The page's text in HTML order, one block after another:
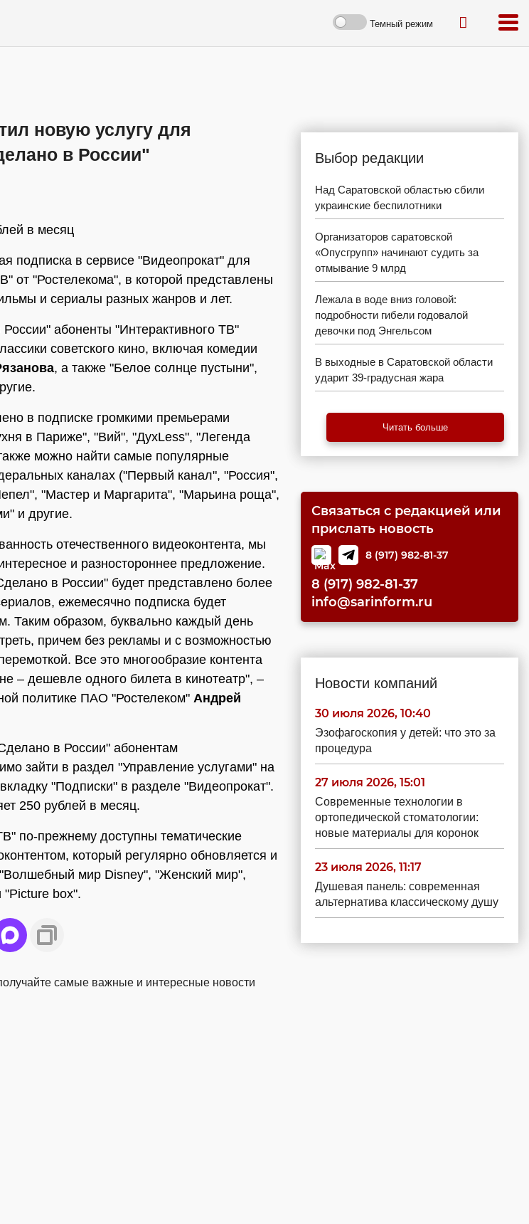
Темный режим
новую услугу для
в России"
в месяц
подписка в сервисе "Видеопрокат" для
от "Ростелекома", в которой представлены
и сериалы разных жанров и лет.
абоненты "Интерактивного ТВ"
советского кино, включая комедии
, а также "Белое солнце пустыни",
в подписке громкими премьерами
в Париже", "Вий", "ДухLess", "Легенда
можно найти самые популярные
каналах ("Первый канал", "Россия",
"Мастер и Маргарита", "Марьина роща",
и другие.
отечественного видеоконтента, мы
и разностороннее предложение.
в России" будет представлено более
ежемесячно подписка будет
Таким образом, буквально каждый день
причем без рекламы и с возможностью
Все это многообразие контента
– дешевле одного билета в кинотеатр", –
политике ПАО "Ростелеком" Андрей
в России" абонентам
зайти в раздел "Управление услугами" на
"Подписки" в разделе "Видеопрокат".
250 рублей в месяц.
по-прежнему доступны тематические
который регулярно обновляется и
"Волшебный мир Disney", "Женский мир",
"Picture box".
самые важные и интересные новости
Выбор редакции
Над Саратовской областью сбили
украинские беспилотники
Организаторов саратовской
«Опусгрупп» начинают судить за
отмывание 9 млрд
Лежала в воде вниз головой:
подробности гибели годовалой
девочки под Энгельсом
В выходные в Саратовской области
ударит 39-градусная жара
Читать больше
Связаться с редакцией или
прислать новость
8 (917) 982-81-37
8 (917) 982-81-37
info@sarinform.ru
Новости компаний
30 июля 2026, 10:40
Эзофагоскопия у детей: что это за
процедура
27 июля 2026, 15:01
Современные технологии в
ортопедической стоматологии:
новые материалы для коронок
23 июля 2026, 11:17
Душевая панель: современная
альтернатива классическому душу